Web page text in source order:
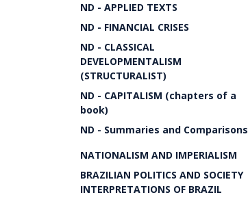
ND - APPLIED TEXTS
ND - FINANCIAL CRISES
ND - CLASSICAL
DEVELOPMENTALISM
(STRUCTURALIST)
ND - CAPITALISM (chapters of a
book)
ND - Summaries and Comparisons
NATIONALISM AND IMPERIALISM
BRAZILIAN POLITICS AND SOCIETY
INTERPRETATIONS OF BRAZIL